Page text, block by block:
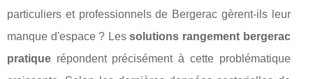
particuliers et professionnels de Bergerac gèrent-ils leur
manque d'espace ? Lessolutions rangement bergerac
pratique répondent précisément à cette problématique